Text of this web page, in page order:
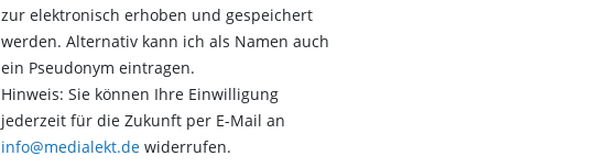
zur elektronisch erhoben und gespeichert
werden. Alternativ kann ich als Namen auch
ein Pseudonym eintragen.
Hinweis: Sie können Ihre Einwilligung
jederzeit für die Zukunft per E-Mail an
info@medialekt.de widerrufen.